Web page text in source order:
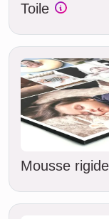
Toile
Mousse rigide